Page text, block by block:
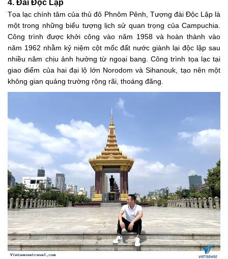
4. Đài Độc Lập
Tọa lạc chính tâm của thủ đô Phnôm Pênh, Tượng đài Độc Lập là
một trong những biểu tượng lịch sử quan trọng của Campuchia.
Công trình được khởi công vào năm 1958 và hoàn thành vào
năm 1962 nhằm kỷ niệm cột mốc đất nước giành lại độc lập sau
nhiều năm chịu ảnh hưởng từ ngoại bang. Công trình tọa lạc tại
giao điểm của hai đại lộ lớn Norodom và Sihanouk, tạo nên một
không gian quảng trường rộng rãi, thoáng đãng.